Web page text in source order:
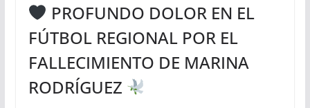
PROFUNDO DOLOR EN EL
FÚTBOL REGIONAL POR EL
FALLECIMIENTO DE MARINA
RODRÍGUEZ